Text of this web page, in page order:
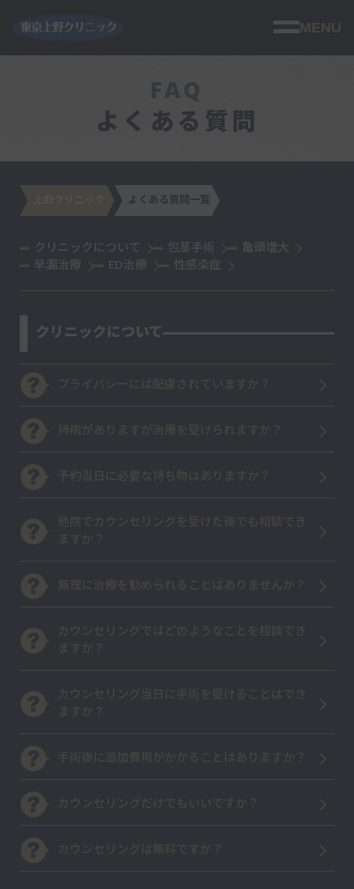
MENU
FAQ
よくある質問
よくある質問一覧
クリニックについて 包茎手術
亀頭増大
早漏治療
ED治療 性感染症
クリニックについて
プライバシーには配慮されていますか？
持病がありますが治療を受けられますか？
予約当日に必要な持ち物はありますか？
他院でカウンセリングを受けた後でも相談でき
ますか？
無理に治療を勧められることはありませんか？
カウンセリングではどのようなことを相談でき
ますか？
カウンセリング当日に手術を受けることはでき
ますか？
手術後に追加費用がかかることはありますか？
カウンセリングだけでもいいですか？
カウンセリングは無料ですか？